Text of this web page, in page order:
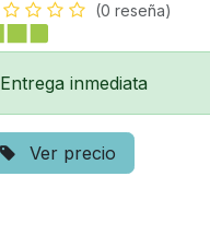
(0 reseña)
Entrega inmediata
Ver precio